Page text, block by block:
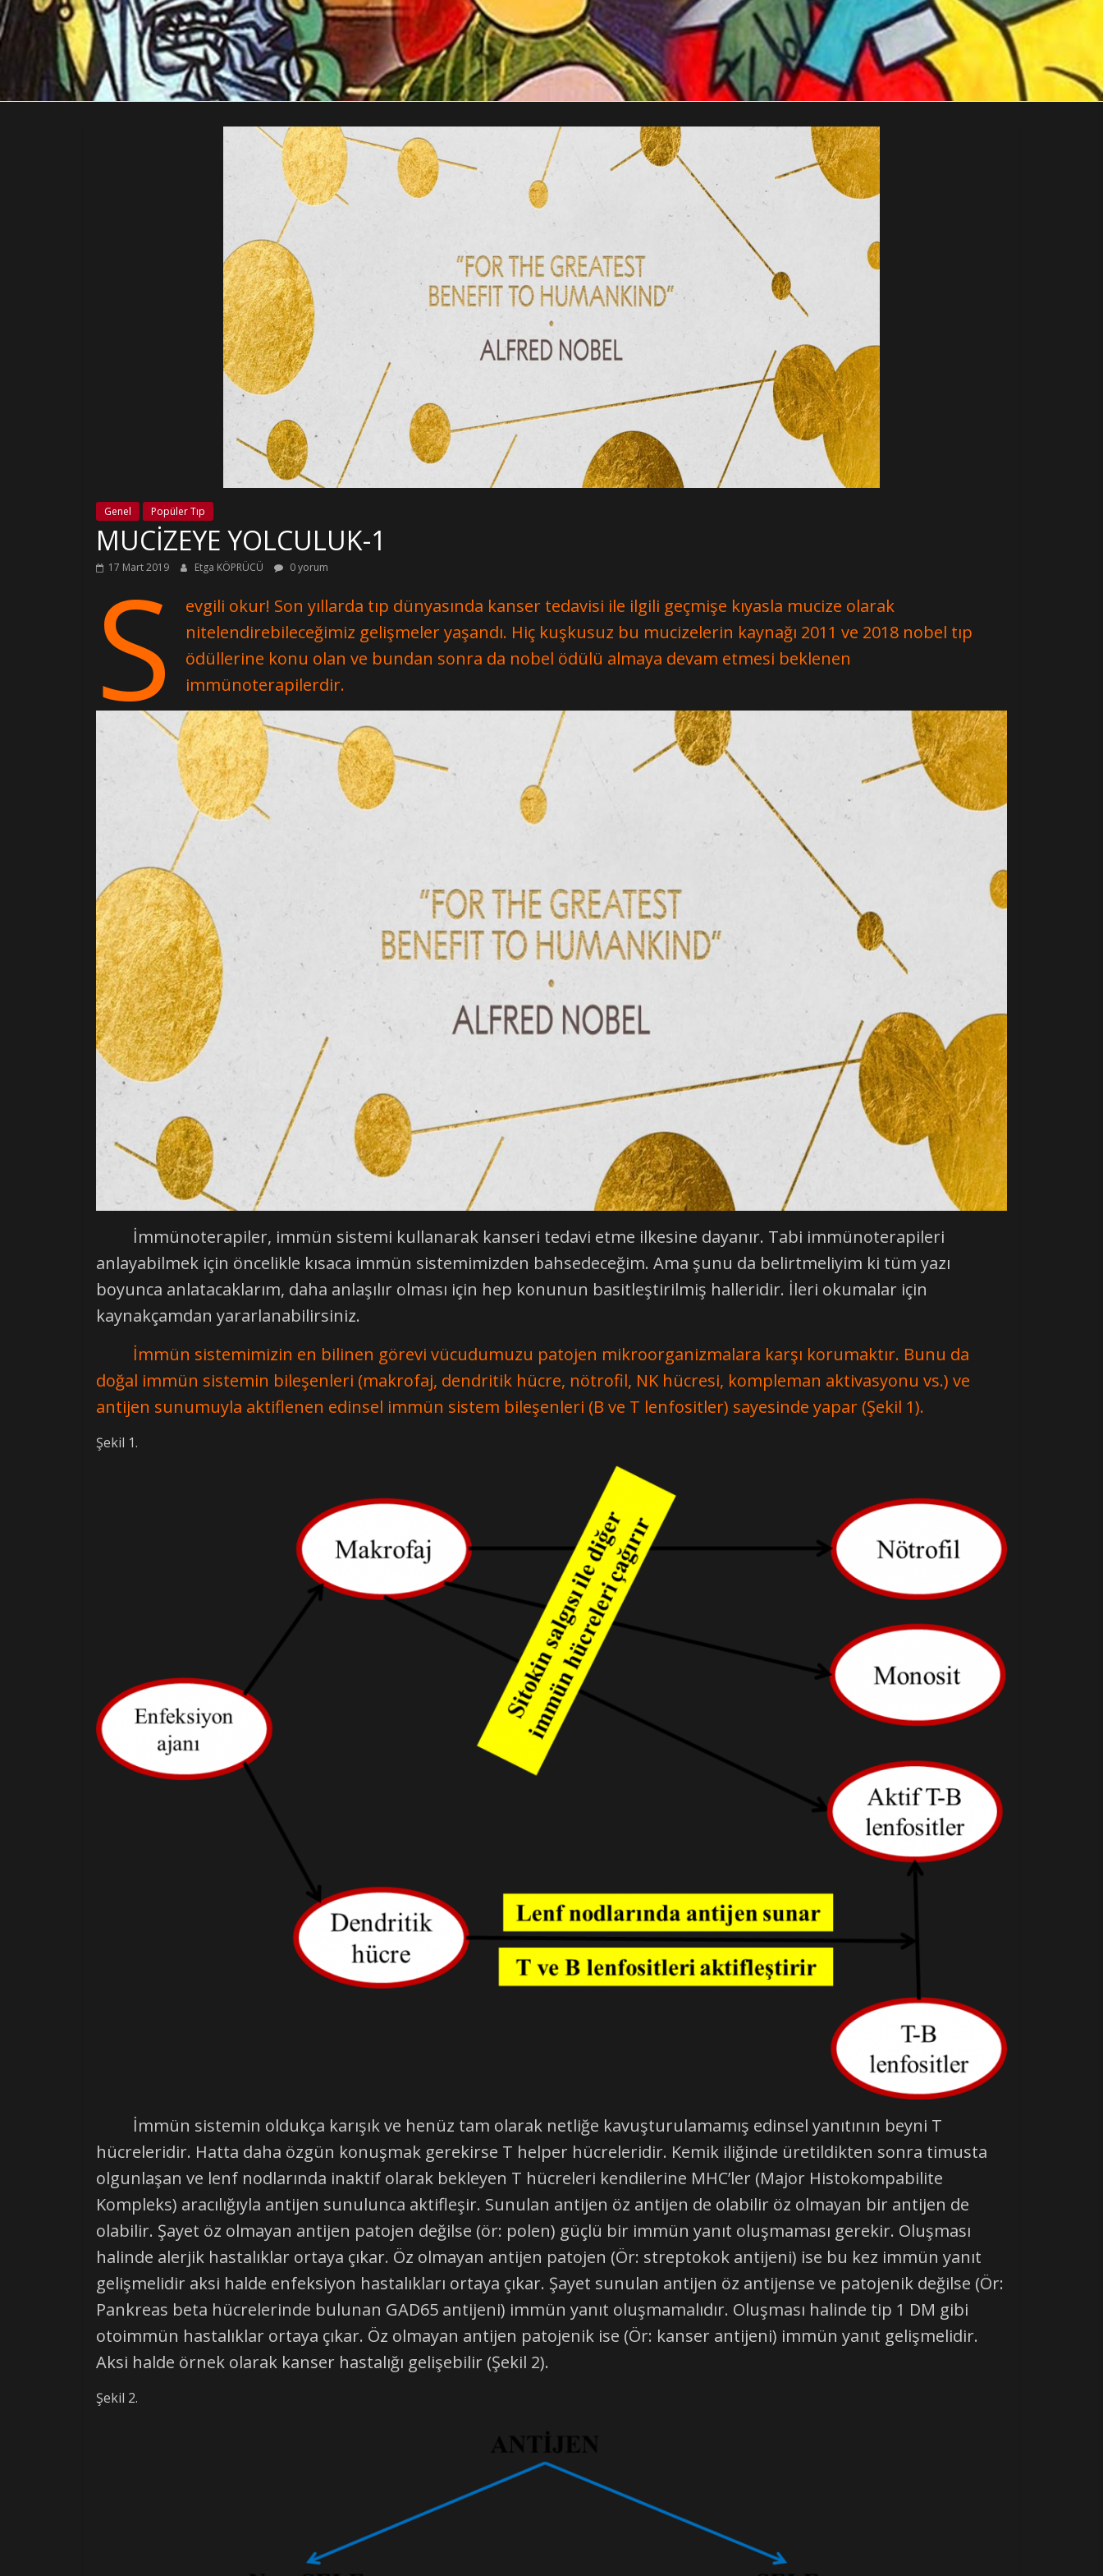
Genel Popüler Tıp
MUCİZEYE YOLCULUK-1
17 Mart 2019 Etga KÖPRÜCÜ 0 yorum
S
evgili okur! Son yıllarda tıp dünyasında kanser tedavisi ile ilgili geçmişe kıyasla mucize olarak
nitelendirebileceğimiz gelişmeler yaşandı. Hiç kuşkusuz bu mucizelerin kaynağı 2011 ve 2018 nobel tıp
ödüllerine konu olan ve bundan sonra da nobel ödülü almaya devam etmesi beklenen
immünoterapilerdir.
İmmünoterapiler, immün sistemi kullanarak kanseri tedavi etme ilkesine dayanır. Tabi immünoterapileri
anlayabilmek için öncelikle kısaca immün sistemimizden bahsedeceğim. Ama şunu da belirtmeliyim ki tüm yazı
boyunca anlatacaklarım, daha anlaşılır olması için hep konunun basitleştirilmiş halleridir. İleri okumalar için
kaynakçamdan yararlanabilirsiniz.
İmmün sistemimizin en bilinen görevi vücudumuzu patojen mikroorganizmalara karşı korumaktır. Bunu da
doğal immün sistemin bileşenleri (makrofaj, dendritik hücre, nötrofil, NK hücresi, kompleman aktivasyonu vs.) ve
antijen sunumuyla aktiflenen edinsel immün sistem bileşenleri (B ve T lenfositler) sayesinde yapar (Şekil 1).
Şekil 1.
İmmün sistemin oldukça karışık ve henüz tam olarak netliğe kavuşturulamamış edinsel yanıtının beyni T
hücreleridir. Hatta daha özgün konuşmak gerekirse T helper hücreleridir. Kemik iliğinde üretildikten sonra timusta
olgunlaşan ve lenf nodlarında inaktif olarak bekleyen T hücreleri kendilerine MHC’ler (Major Histokompabilite
Kompleks) aracılığıyla antijen sunulunca aktifleşir. Sunulan antijen öz antijen de olabilir öz olmayan bir antijen de
olabilir. Şayet öz olmayan antijen patojen değilse (ör: polen) güçlü bir immün yanıt oluşmaması gerekir. Oluşması
halinde alerjik hastalıklar ortaya çıkar. Öz olmayan antijen patojen (Ör: streptokok antijeni) ise bu kez immün yanıt
gelişmelidir aksi halde enfeksiyon hastalıkları ortaya çıkar. Şayet sunulan antijen öz antijense ve patojenik değilse (Ör:
Pankreas beta hücrelerinde bulunan GAD65 antijeni) immün yanıt oluşmamalıdır. Oluşması halinde tip 1 DM gibi
otoimmün hastalıklar ortaya çıkar. Öz olmayan antijen patojenik ise (Ör: kanser antijeni) immün yanıt gelişmelidir.
Aksi halde örnek olarak kanser hastalığı gelişebilir (Şekil 2).
Şekil 2.